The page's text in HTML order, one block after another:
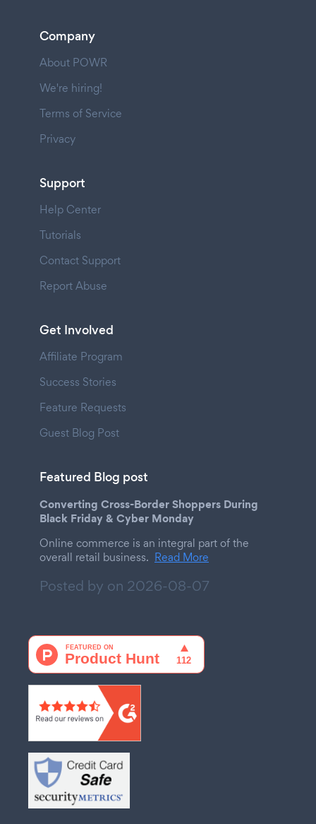
Company
About POWR
We're hiring!
Terms of Service
Privacy
Support
Help Center
Tutorials
Contact Support
Report Abuse
Get Involved
Affiliate Program
Success Stories
Feature Requests
Guest Blog Post
Featured Blog post
Converting Cross-Border Shoppers During
Black Friday & Cyber Monday
Online commerce is an integral part of the
overall retail business. Read More
Posted by on 2026-08-07